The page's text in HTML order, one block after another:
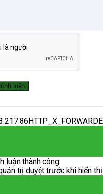
luận thành công.
trị duyệt trước khi hiển